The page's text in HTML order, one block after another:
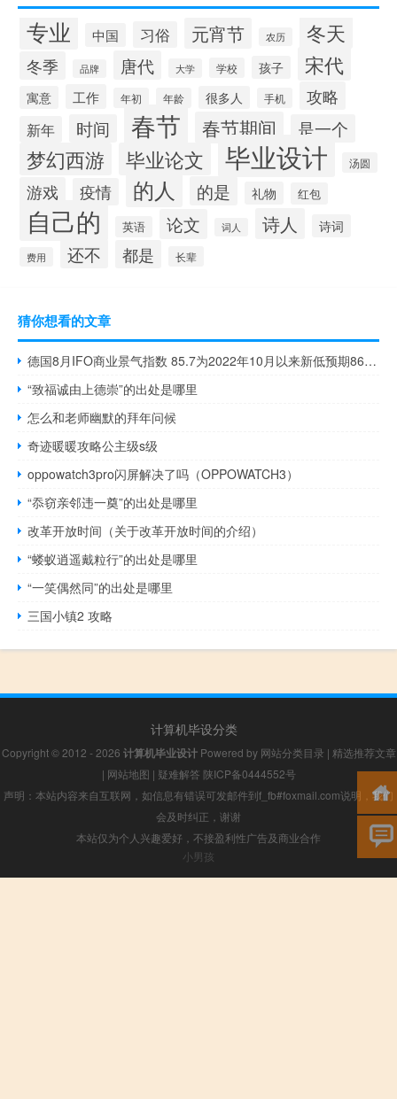
专业 中国 习俗 元宵节 农历 冬天
冬季 品牌 唐代 大学 学校 孩子 宋代
寓意 工作 年初 年龄 很多人 手机 攻略
新年 时间 春节 春节期间 是一个
梦幻西游 毕业论文 毕业设计 汤圆
游戏 疫情 的人 的是 礼物 红包
自己的 英语 论文 词人 诗人 诗词
费用 还不 都是 长辈
猜你想看的文章
德国8月IFO商业景气指数 85.7为2022年10月以来新低预期86.7前值87.3；德国8月IFO商业预期指数 82.6预期83.8前值83.5；德国8月IFO商业现况指数 89预期90前值91.3
“致福诚由上德崇”的出处是哪里
怎么和老师幽默的拜年问候
奇迹暖暖攻略公主级s级
oppowatch3pro闪屏解决了吗（OPPOWATCH3）
“忝窃亲邻违一奠”的出处是哪里
改革开放时间（关于改革开放时间的介绍）
“蝼蚁逍遥戴粒行”的出处是哪里
“一笑偶然同”的出处是哪里
三国小镇2 攻略
计算机毕设分类
Copyright © 2012 - 2026 计算机毕业设计Powered by 网站分类目录 | 精选推荐文章
| 网站地图 | 疑难解答 陕ICP备0444552号
声明：本站内容来自互联网，如信息有错误可发邮件到f_fb#foxmail.com说明，我们
会及时纠正，谢谢
本站仅为个人兴趣爱好，不接盈利性广告及商业合作
小男孩